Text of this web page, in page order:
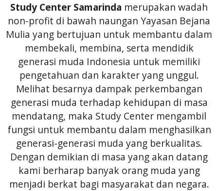
Study Center Samarinda merupakan wadah
non-profit di bawah naungan Yayasan Bejana
Mulia yang bertujuan untuk membantu dalam
membekali, membina, serta mendidik
generasi muda Indonesia untuk memiliki
pengetahuan dan karakter yang unggul.
Melihat besarnya dampak perkembangan
generasi muda terhadap kehidupan di masa
mendatang, maka Study Center mengambil
fungsi untuk membantu dalam menghasilkan
generasi-generasi muda yang berkualitas.
Dengan demikian di masa yang akan datang
kami berharap banyak orang muda yang
menjadi berkat bagi masyarakat dan negara.